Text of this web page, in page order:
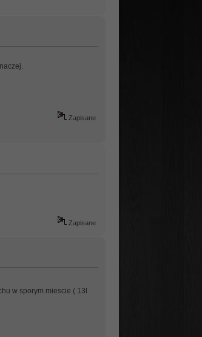
Zapisane
Zapisane
w sporym miescie ( 13l